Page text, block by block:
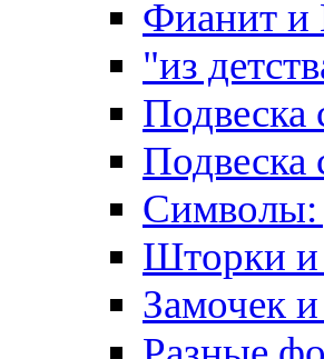
Фианит и
"из
Подвеска
Символы:
Шторки и
Замочек